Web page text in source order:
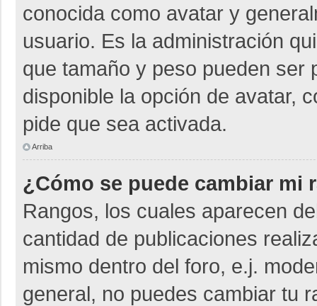
conocida como avatar y
usuario. Es la administración
que tamaño y peso pueden ser
disponible la opción de avatar,
pide que sea activada.
Arriba
¿Cómo se puede cambiar mi
Rangos, los cuales aparecen
cantidad de publicaciones
mismo dentro del foro, e.j.
general, no puedes cambiar tu